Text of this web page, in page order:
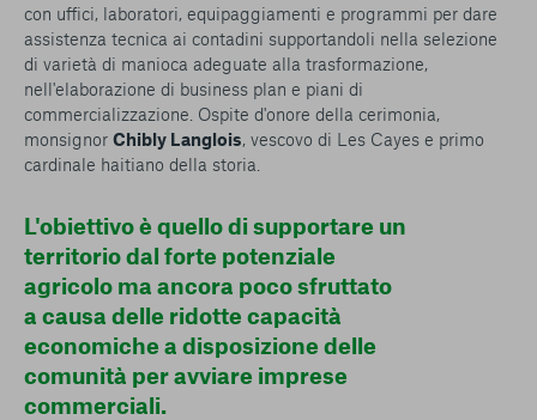
con uffici, laboratori, equipaggiamenti e programmi per dare
assistenza tecnica ai contadini supportandoli nella selezione
di varietà di manioca adeguate alla trasformazione,
nell'elaborazione di business plan e piani di
commercializzazione. Ospite d'onore della cerimonia,
monsignor Chibly Langlois, vescovo di Les Cayes e primo
cardinale haitiano della storia.
L'obiettivo è quello di supportare un
territorio dal forte potenziale
agricolo ma ancora poco sfruttato
a causa delle ridotte capacità
economiche a disposizione delle
comunità per avviare imprese
commerciali.